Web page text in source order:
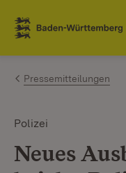
Zum Inhalt
Link zur Startseite
Pressemitteilungen
Polizei
Neues